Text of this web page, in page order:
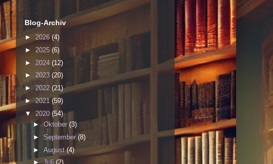
Blog-Archiv
► 2026(4)
► 2025 (6)
► 2024 (12)
► 2023 (20)
► 2022 (21)
► 2021(59)
▼ 2020 (54)
► Oktober (3)
► September (8)
► August(4)
►Juli (2)